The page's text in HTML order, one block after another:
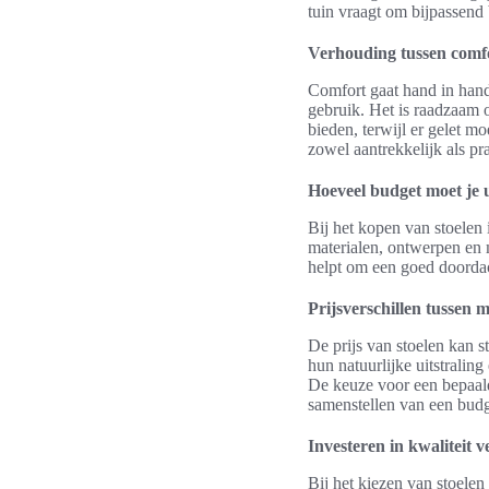
tuin vraagt om
Verhouding tussen
Comfort gaat hand in
gebruik. Het is raadzaam
bieden, terwijl er gelet
zowel aantrekkelijk als
Hoeveel budget moet
Bij het kopen van stoelen
materialen, ontwerpen
helpt om een goed
Prijsverschillen tussen
De prijs van stoelen kan
hun natuurlijke uitstraling
De keuze voor een
samenstellen van een
Investeren in kwaliteit
Bij het kiezen van